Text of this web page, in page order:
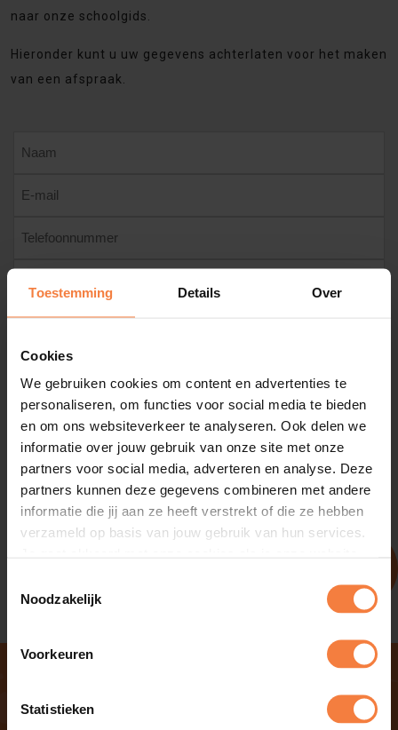
Toestemming Details Over
Cookies
We gebruiken cookies om content en advertenties te
personaliseren, om functies voor social media te bieden
en om ons websiteverkeer te analyseren. Ook delen we
informatie over jouw gebruik van onze site met onze
partners voor social media, adverteren en analyse. Deze
partners kunnen deze gegevens combineren met andere
informatie die jij aan ze heeft verstrekt of die ze hebben
verzameld op basis van jouw gebruik van hun services.
Noodzakelijk
Voorkeuren
Statistieken
naar onze schoolgids.
Hieronder kunt u uw gegevens achterlaten voor het maken
van een afspraak.